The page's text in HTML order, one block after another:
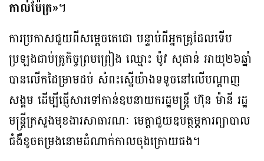
កាល់ម៉ែត្រ»។
ការប្រកាសជួយពីសម្តេចតេជោ បន្ទាប់ពីអ្នកគ្រូដែលទើប
ប្រឡងជាប់គ្រូកិច្ចព្រមព្រៀង ឈ្មោះ ម៉ូវ សុផាន់ អាយុ២៦ឆ្នាំ
បានលើកដៃម្រាមដប់ សំពះស្នើយ៉ាងទទូចនៅលើបណ្តាញ
សង្គម ដើម្បីផ្ញើសារទៅកាន់ឧបនាយករដ្ឋមន្រ្តី ហ៊ុន ម៉ានី រដ្ឋ
មន្ត្រីក្រសួងមុខងារសាធារណៈ មេត្តាជួយឧបត្ថម្ភការព្យាបាល
ជំងឺខូចតម្រងនោមដំណាក់កាលចុងក្រោយផង។